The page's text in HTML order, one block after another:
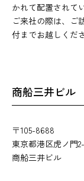
かれて配置されて
ご来社の際は、ご
付までお越しくだ
商船三井ビル
〒105-8688
東京都港区虎ノ門
商船三井ビル